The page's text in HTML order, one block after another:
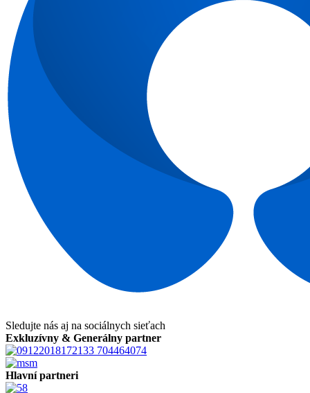
Sledujte nás aj na sociálnych sieťach
Exkluzívny & Generálny partner
Hlavní partneri